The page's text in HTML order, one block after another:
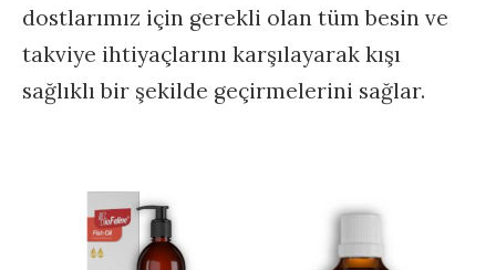
dostlarımız için gerekli olan tüm besin ve
takviye ihtiyaçlarını karşılayarak kışı
sağlıklı bir şekilde geçirmelerini sağlar.